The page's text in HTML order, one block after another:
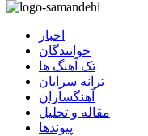
اخبار
خوانندگان
تک آهنگ ها
ترانه سرایان
آهنگسازان
مقاله و تحلیل
پیوندها